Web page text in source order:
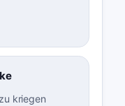
kriegen